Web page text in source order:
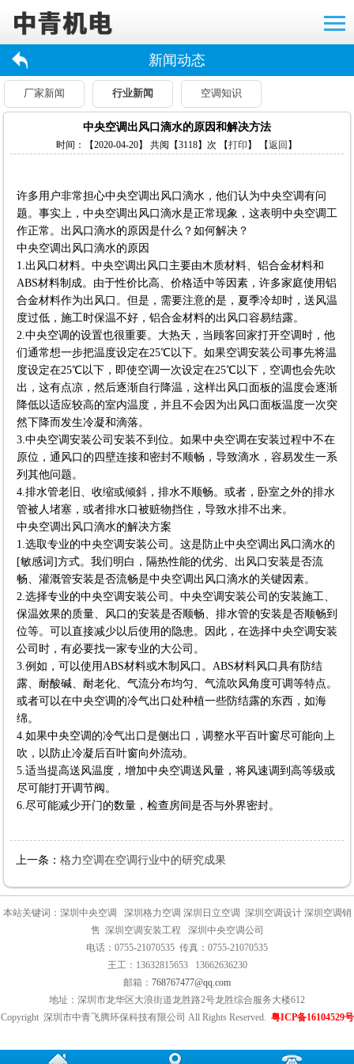
新闻动态
厂家新闻 行业新闻 空调知识
中央空调出风口滴水的原因和解决方法
时间：【2020-04-20】 共阅【3118】次 【打印】 【返回】
许多用户非常担心中央空调出风口滴水，他们认为中央空调有问
题。事实上，中央空调出风口滴水是正常现象，这表明中央空调工
作正常。出风口滴水的原因是什么？如何解决？
中央空调出风口滴水的原因
1.出风口材料。中央空调出风口主要由木质材料、铝合金材料和
ABS材料制成。由于性价比高、价格适中等因素，许多家庭使用铝
合金材料作为出风口。但是，需要注意的是，夏季冷却时，送风温
度过低，施工时保温不好，铝合金材料的出风口容易结露。
2.中央空调的设置也很重要。大热天，当顾客回家打开空调时，他
们通常想一步把温度设定在25℃以下。如果空调安装公司事先将温
度设定在25℃以下，即使空调一次设定在25℃以下，空调也会先吹
出，这有点凉，然后逐渐自行降温，这样出风口面板的温度会逐渐
降低以适应较高的室内温度，并且不会因为出风口面板温度一次突
然下降而发生冷凝和滴落。
3.中央空调安装公司安装不到位。如果中央空调在安装过程中不在
原位，通风口的四壁连接和密封不顺畅，导致滴水，容易发生一系
列其他问题。
4.排水管老旧、收缩或倾斜，排水不顺畅。或者，卧室之外的排水
管被人堵塞，或者排水口被赃物挡住，导致水排不出来。
中央空调出风口滴水的解决方案
1.选取专业的中央空调安装公司。这是防止中央空调出风口滴水的
[敏感词]方式。我们明白，隔热性能的优劣、出风口安装是否流
畅、灌溉管安装是否流畅是中央空调出风口滴水的关键因素。
2.选择专业的中央空调安装公司。中央空调安装公司的安装施工、
保温效果的质量、风口的安装是否顺畅、排水管的安装是否顺畅到
位等。可以直接减少以后使用的隐患。因此，在选择中央空调安装
公司时，有必要找一家专业的大公司。
3.例如，可以使用ABS材料或木制风口。ABS材料风口具有防结
露、耐酸碱、耐老化、气流分布均匀、气流吹风角度可调等特点。
或者可以在中央空调的冷气出口处种植一些防结露的东西，如海
绵。
4.如果中央空调的冷气出口是侧出口，调整水平百叶窗尽可能向上
吹，以防止冷凝后百叶窗向外流动。
5.适当提高送风温度，增加中央空调送风量，将风速调到高等级或
尽可能打开调节阀。
6.尽可能减少开门的数量，检查房间是否与外界密封。
上一条：格力空调在空调行业中的研究成果
本站关键词：深圳中央空调 深圳格力空调 深圳日立空调 深圳空调设计 深圳空调销
售 深圳空调安装工程 深圳中央空调公司
电话：0755-21070535 传真：0755-21070535
王工：13632815653 13662636230
邮箱： 768767477@qq.com
地址：深圳市龙华区大浪街道龙胜路2号龙胜综合服务大楼612
Copyright 深圳市中青飞腾环保科技有限公司 All Rights Reserved. 粤ICP备16104529号